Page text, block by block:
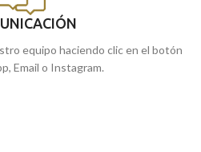
equipo haciendo clic en el botón
Email o Instagram.